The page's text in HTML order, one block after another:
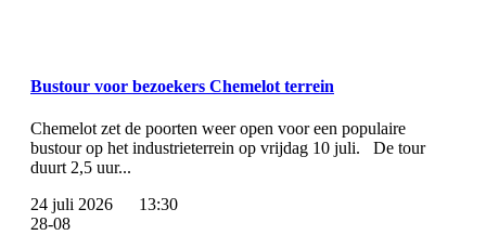
Bustour voor bezoekers Chemelot terrein
Chemelot zet de poorten weer open voor een populaire
bustour op het industrieterrein op vrijdag 10 juli. De tour
duurt 2,5 uur...
24 juli 2026
13:30
28-08